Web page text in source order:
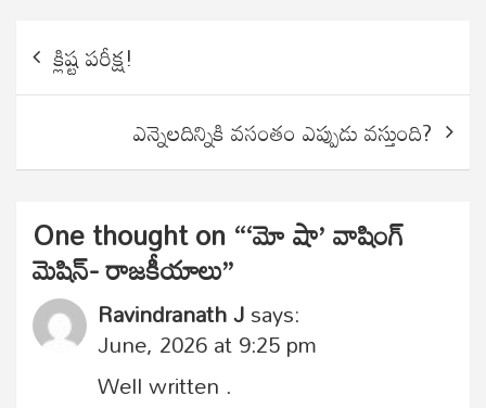
Post
navigation
క్లిష్ట పరీక్ష!
ఎన్నెలదిన్నికి వసంతం ఎప్పుడు వస్తుంది?
One thought on “‘మో షా’ వాషింగ్
మెషిన్- రాజకీయాలు”
Ravindranath Jsays:
June, 2026 at 9:25 pm
Well written .